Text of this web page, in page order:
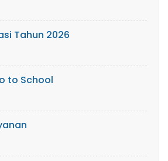
Tahun 2026
to School